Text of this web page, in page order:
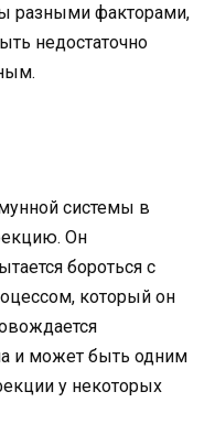
разными факторами,
недостаточно
системы в
Он
бороться с
который он
и может быть одним
у некоторых